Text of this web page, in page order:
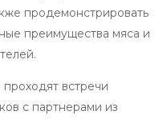
продемонстрировать
преимущества мяса и
встречи
с партнерами из